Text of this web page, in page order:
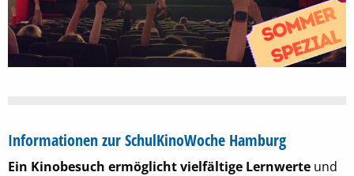
Informationen zur SchulKinoWoche Hamburg
Ein Kinobesuch ermöglicht vielfältige Lernwerte und